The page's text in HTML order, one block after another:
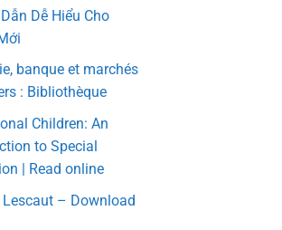
Dễ Hiểu Cho
banque et marchés
: Bibliothèque
Children: An
to Special
| Read online
– Download